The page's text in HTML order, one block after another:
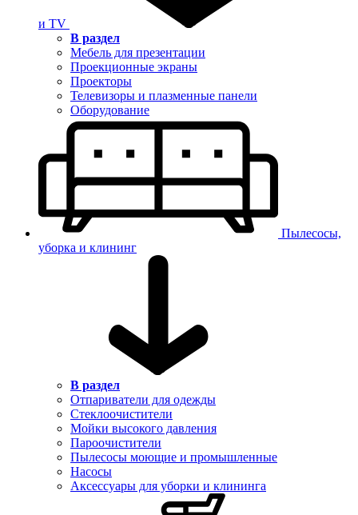
и TV
В раздел
Мебель для презентации
Проекционные экраны
Проекторы
Телевизоры и плазменные панели
Оборудование
Пылесосы,
уборка и клининг
В раздел
Отпариватели для одежды
Стеклоочистители
Мойки высокого давления
Пароочистители
Пылесосы моющие и промышленные
Насосы
Аксессуары для уборки и клининга